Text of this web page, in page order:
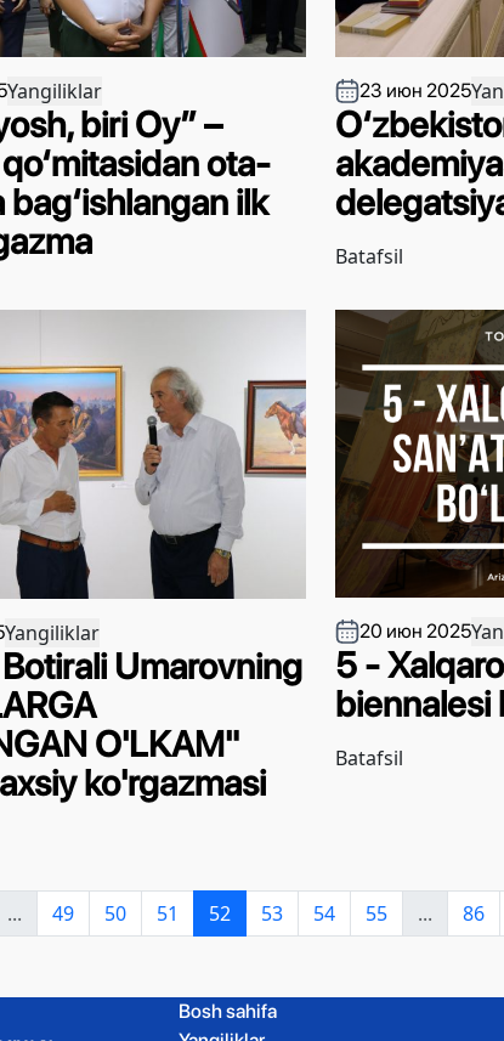
Yangiliklar
biri Oy” –
ota-
bag‘ishlangan ilk
23 июн 2025
Batafsil
Yangiliklar
Umarovning
O'LKAM"
ko'rgazmasi
20 июн 2025
5 -
biennalesi
Batafsil
... 49 50 51 52 53 54 55 ... 86
Bosh sahifa